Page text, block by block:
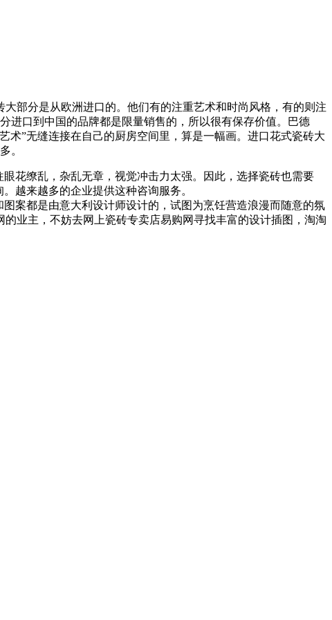
部分是从欧洲进口的。他们有的注重艺术和时尚风格，有的则注
进口到中国的品牌都是限量销售的，所以很有保存价值。巴德
”无缝连接在自己的厨房空间里，算是一幅画。进口花式瓷砖大
。
花缭乱，杂乱无章，视觉冲击力太强。因此，选择瓷砖也需要
越来越多的企业提供这种咨询服务。
案都是由意大利设计师设计的，试图为烹饪营造浪漫而随意的氛
业主，不妨去网上瓷砖专卖店易购网寻找丰富的设计插图，淘淘